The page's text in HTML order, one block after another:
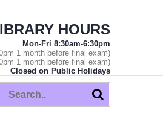
HOURS
Mon-Fri 8:30am-6:30pm
1 month before final exam)
1 month before final exam)
Closed on Public Holidays